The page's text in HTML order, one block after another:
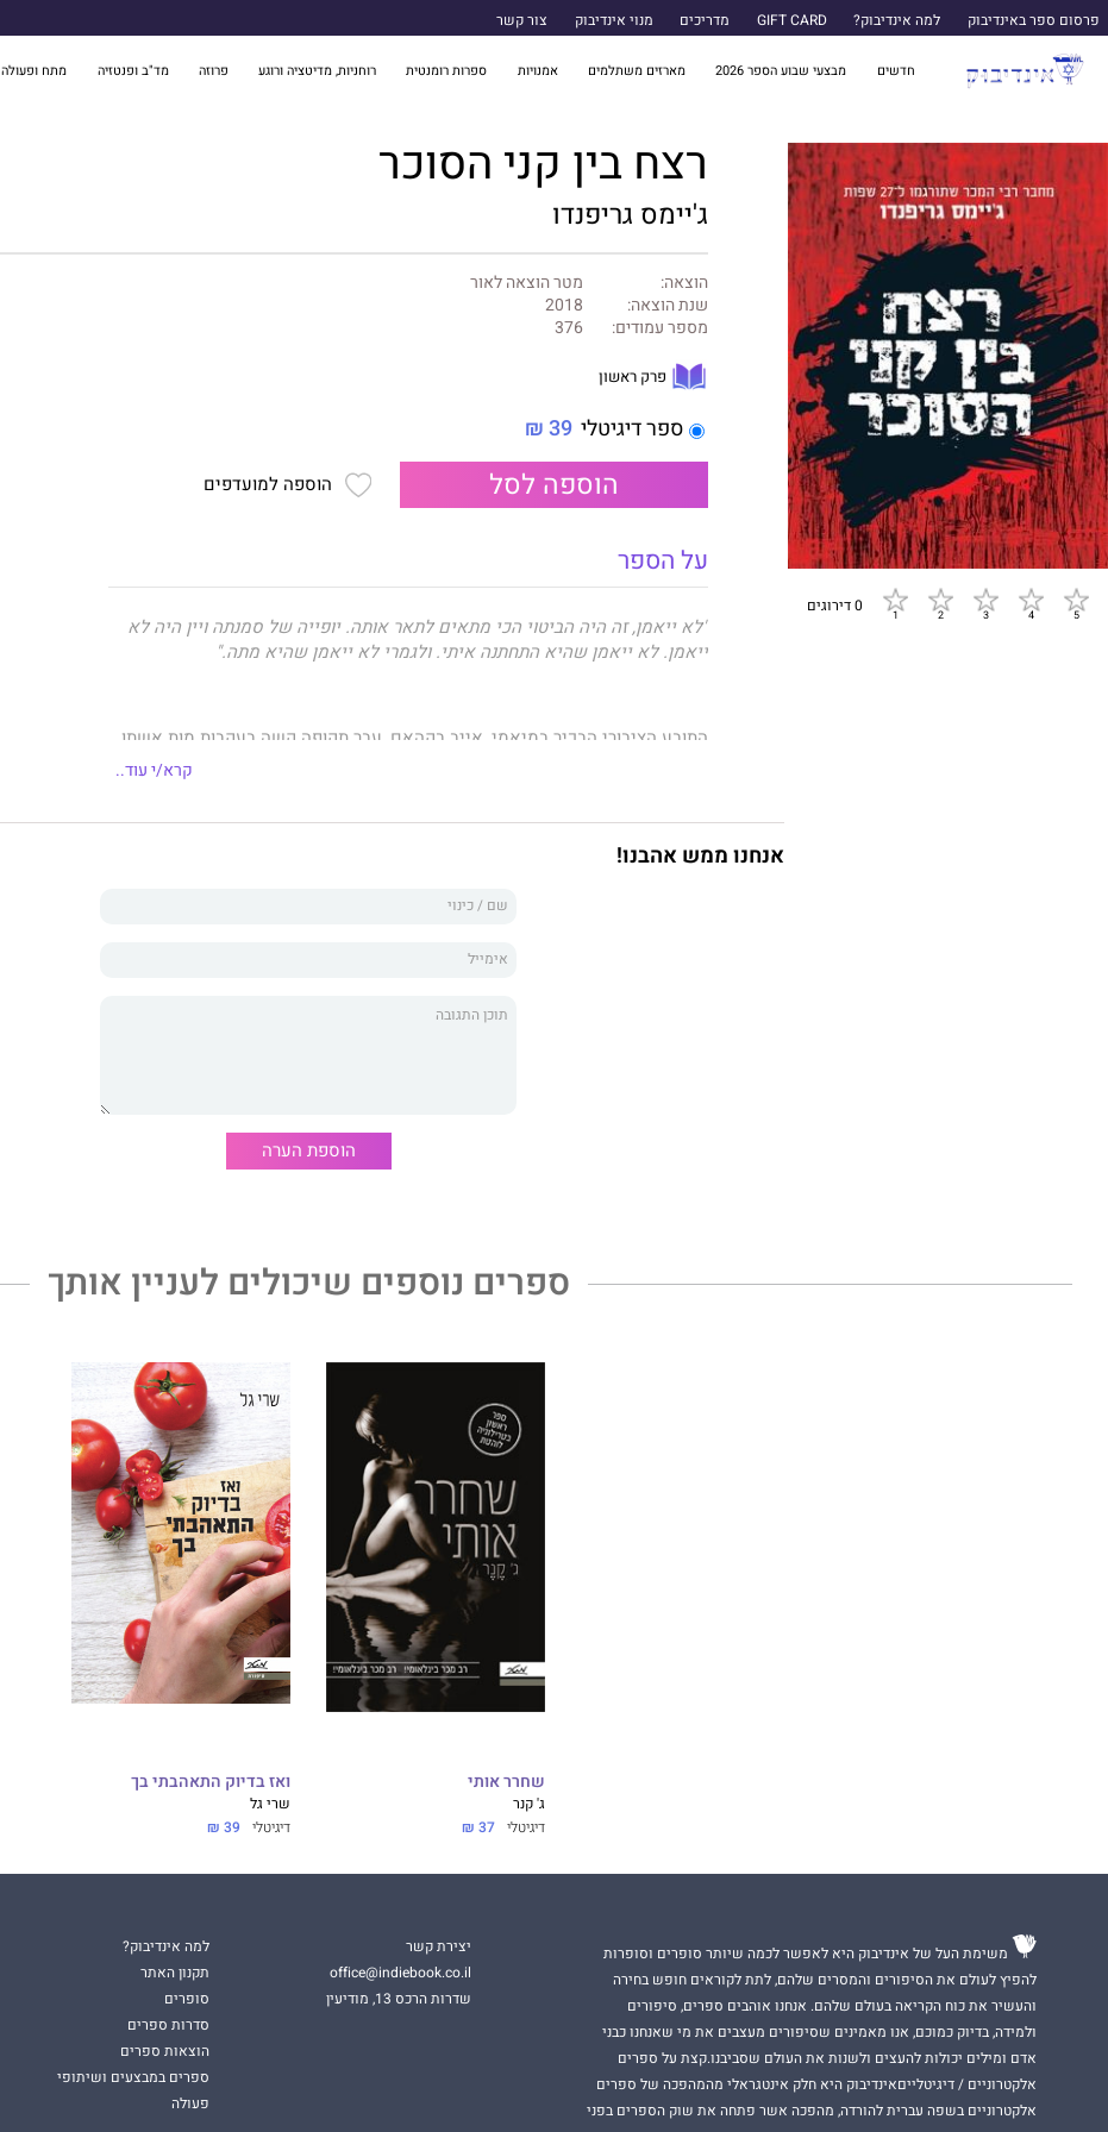
פרסום ספר באינדיבוק למה אינדיבוק? GIFT CARD מדריכים מנוי אינדיבוק צור קשר
חדשים מבצעי שבוע הספר 2026 מארזים משתלמים אמנויות ספרות רומנטית רוחניות, מדיטציה ורוגע פרוזה מד"ב ופנטזיה מתח ופעולה
0 דירוגים
רצח בין קני הסוכר
ג'יימס גריפנדו
הוצאה:
מטר הוצאה לאור
שנת הוצאה:
2018
מספר עמודים:
376
פרק ראשון
ספר דיגיטלי 39 ₪
הוספה לסל הוספה למועדפים
על הספר
"לא ייאמן, זה היה הביטוי הכי מתאים לתאר אותה. יופייה של סמנתה ויין היה לא
ייאמן. לא ייאמן שהיא התחתנה ‏איתי. ולגמרי לא ייאמן שהיא מתה.‏"
התובע הציבורי הבכיר במיאמי, אייב בקהאם, עבר תקופה קשה בעקבות מות אשתו
האהובה סמנתה. כיום הוא נשוי לאנג'לינה התומכת, ומשקיע את רוב זמנו ומרצו
בעבודתו. כאשר גופת אישה מתגלה בביצות האוורגליידס מוזעק אייב לדרום
פלורידה שבה פועלים עם מצ'טות קצרו קני סוכר בשמש הקופחת.
ולפתע פתאום אנג'לינה נעלמת, והחשדות אופפים את אייב. חבריו הקרובים,
כפי שקיווה משום שאהב את סמנתה יותר מדי? או שמא יש אישה אחרת... ובעל
הוא ספרו השלישי היוצא לאור בעברית.
קרא/י עוד..
אנחנו ממש אהבנו!
הוספת הערה
ספרים נוספים שיכולים לעניין אותך
שחרר אותי
ג' קנר
דיגיטלי 37 ₪
ואז בדיוק התאהבתי בך
שרי גל
דיגיטלי 39 ₪
משימת העל של אינדיבוק היא לאפשר לכמה שיותר סופרים וסופרות
להפיץ לעולם את הסיפורים והמסרים שלהם, לתת לקוראים חופש בחירה
והעשיר את כוח הקריאה בעולם שלהם. אנחנו אוהבים ספרים, סיפורים
ולמידה, בדיוק כמוכם, אנו מאמינים שסיפורים מעצבים את מי שאנחנו כבני
אדם ומילים יכולות להעצים ולשנות את העולם שסביבנו.קצת על ספרים
אלקטרוניים / דיגיטלייםאינדיבוק היא חלק אינטגראלי מהמהפכה של ספרים
אלקטרוניים בשפה עברית להורדה, מהפכה אשר פתחה את שוק הספרים בפני
יצירת קשר
office@indiebook.co.il
שדרות הרכס 13, מודיעין
למה אינדיבוק?
תקנון האתר
סופרים
סדרות ספרים
הוצאות ספרים
ספרים במבצעים ושיתופי
פעולה